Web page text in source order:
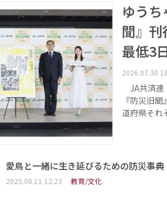
ゆう
聞』
最低3
2026.07.30
JA共済連
『防災旧
道府県そ
愛鳥と一緒に生き延びるための防災事
2025.08.11 12:23 教育/文化